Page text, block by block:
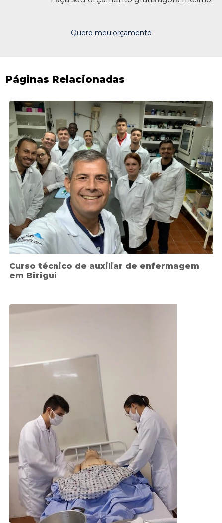
Quero meu orçamento
Páginas Relacionadas
Curso técnico de auxiliar de enfermagem
em Birigui